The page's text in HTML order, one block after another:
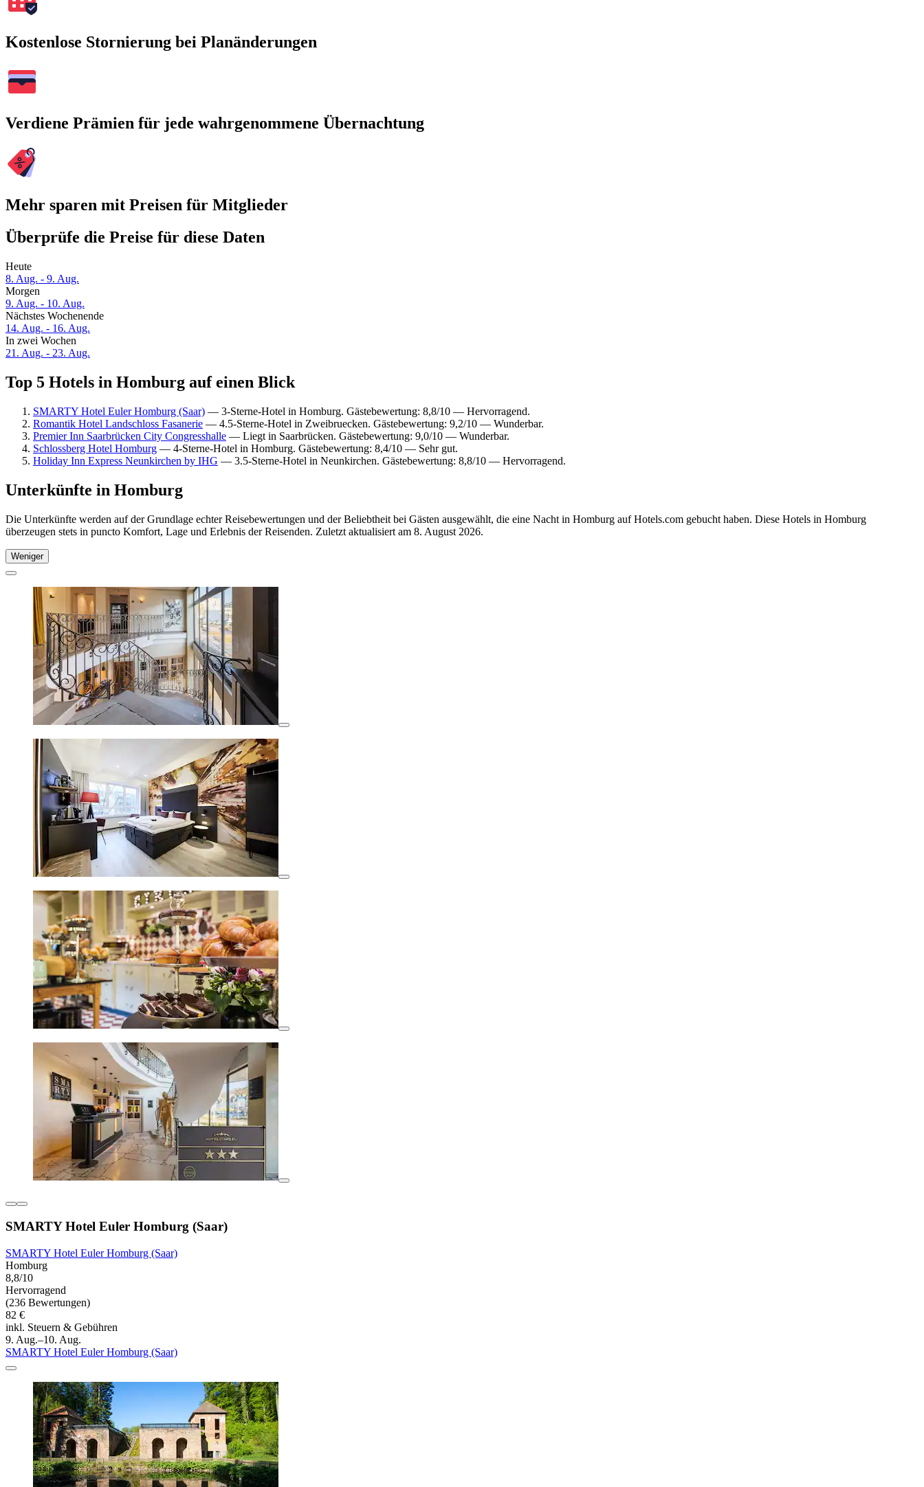
Kostenlose Stornierung bei Planänderungen
Verdiene Prämien für jede wahrgenommene Übernachtung
Mehr sparen mit Preisen für Mitglieder
Überprüfe die Preise für diese Daten
Heute
8. Aug. - 9. Aug.
Morgen
9. Aug. - 10. Aug.
Nächstes Wochenende
14. Aug. - 16. Aug.
In zwei Wochen
21. Aug. - 23. Aug.
Top 5 Hotels in Homburg auf einen Blick
SMARTY Hotel Euler Homburg (Saar) — 3-Sterne-Hotel in Homburg. Gästebewertung: 8,8/10 — Hervorragend.
Romantik Hotel Landschloss Fasanerie — 4.5-Sterne-Hotel in Zweibruecken. Gästebewertung: 9,2/10 — Wunderbar.
Premier Inn Saarbrücken City Congresshalle — Liegt in Saarbrücken. Gästebewertung: 9,0/10 — Wunderbar.
Schlossberg Hotel Homburg — 4-Sterne-Hotel in Homburg. Gästebewertung: 8,4/10 — Sehr gut.
Holiday Inn Express Neunkirchen by IHG — 3.5-Sterne-Hotel in Neunkirchen. Gästebewertung: 8,8/10 — Hervorragend.
Unterkünfte in Homburg
Die Unterkünfte werden auf der Grundlage echter Reisebewertungen und der Beliebtheit bei Gästen ausgewählt, die eine Nacht in Homburg auf Hotels.com gebucht haben. Diese Hotels in Homburg
überzeugen stets in puncto Komfort, Lage und Erlebnis der Reisenden. Zuletzt aktualisiert am 8. August 2026.
Weniger
SMARTY Hotel Euler Homburg (Saar)
SMARTY Hotel Euler Homburg (Saar)
Homburg
8,8/10
Hervorragend
(236 Bewertungen)
82 €
inkl. Steuern & Gebühren
9. Aug.–10. Aug.
SMARTY Hotel Euler Homburg (Saar)